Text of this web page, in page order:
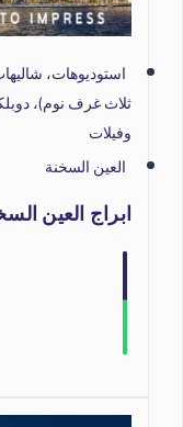
استوديوهات،
ثلاث غرف نوم)،
وفيلات
العين السخنة
ابراج العين